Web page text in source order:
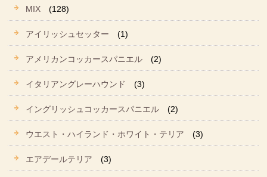
MIX (128)
アイリッシュセッター (1)
アメリカンコッカースパニエル (2)
イタリアングレーハウンド (3)
イングリッシュコッカースパニエル (2)
ウエスト・ハイランド・ホワイト・テリア (3)
エアデールテリア (3)